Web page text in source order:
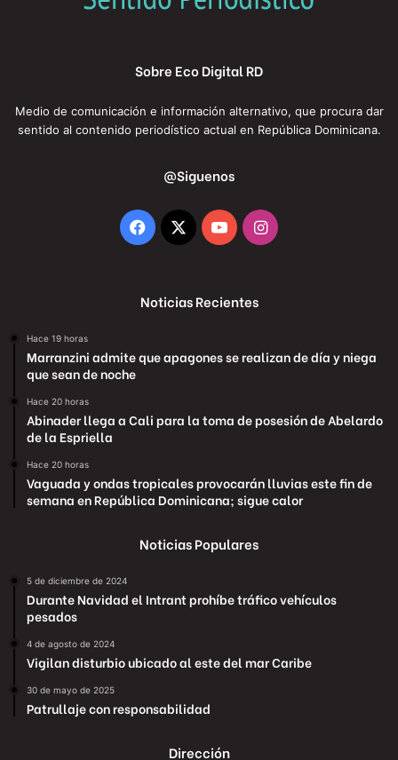
Sobre Eco Digital RD
Medio de comunicación e información alternativo, que procura dar
sentido al contenido periodístico actual en República Dominicana.
@Siguenos
Facebook
X YouTubeInstagram
Noticias Recientes
Hace 19 horas
Marranzini admite que apagones se realizan de día y niega
que sean de noche
Hace 20 horas
Abinader llega a Cali para la toma de posesión de Abelardo
de la Espriella
Hace 20 horas
Vaguada y ondas tropicales provocarán lluvias este fin de
semana en República Dominicana; sigue calor
Noticias Populares
5 de diciembre de 2024
Durante Navidad el Intrant prohíbe tráfico vehículos
pesados
4 de agosto de 2024
Vigilan disturbio ubicado al este del mar Caribe
30 de mayo de 2025
Patrullaje con responsabilidad
Dirección